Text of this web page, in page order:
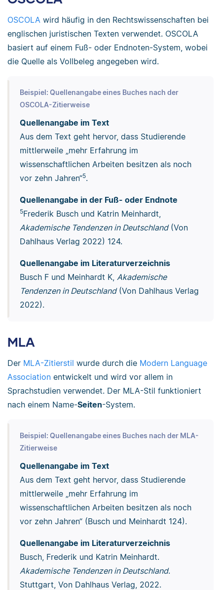
OSCOLA wird häufig in den Rechtswissenschaften bei
englischen juristischen Texten verwendet. OSCOLA
basiert auf einem Fuß- oder Endnoten-System, wobei
die Quelle als Vollbeleg angegeben wird.
Beispiel: Quellenangabe eines Buches nach der
OSCOLA-Zitierweise
Quellenangabe im Text
Aus dem Text geht hervor, dass Studierende
mittlerweile „mehr Erfahrung im
wissenschaftlichen Arbeiten besitzen als noch
vor zehn Jahren“5.
Quellenangabe in der Fuß- oder Endnote
5Frederik Busch und Katrin Meinhardt,
Akademische Tendenzen in Deutschland(Von
Dahlhaus Verlag 2022) 124.
Quellenangabe im Literaturverzeichnis
Busch F und Meinhardt K, Akademische
Tendenzen in Deutschland(Von Dahlhaus Verlag
2022).
MLA
Der MLA-Zitierstil wurde durch die Modern Language
Association entwickelt und wird vor allem in
Sprachstudien verwendet. Der MLA-Stil funktioniert
nach einem Name-Seiten-System.
Beispiel: Quellenangabe eines Buches nach der MLA-
Zitierweise
Quellenangabe im Text
Aus dem Text geht hervor, dass Studierende
mittlerweile „mehr Erfahrung im
wissenschaftlichen Arbeiten besitzen als noch
vor zehn Jahren“ (Busch und Meinhardt 124).
Quellenangabe im Literaturverzeichnis
Busch, Frederik und Katrin Meinhardt.
Akademische Tendenzen in Deutschland.
Stuttgart, Von Dahlhaus Verlag, 2022.